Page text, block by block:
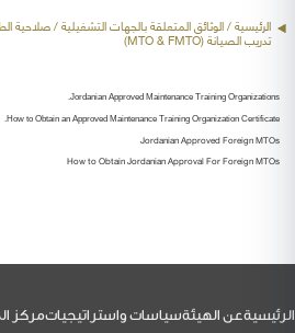
الرئيسية/ الوثائق المتعلقة بالجهات التشغيلية /صلاحية
تدريب الصيانة (MTO & FMTO)
Jordanian Approved Maintenance Training Organizations.
How to Obtain an Approved Maintenance Training Organization Certificate.
Jordanian Approved Foreign MTOs
How to Obtain Jordanian Approval For Foreign MTOs
التذييل
الرئيسيةعن الهيئةسياسات واستراتيجياتمركز